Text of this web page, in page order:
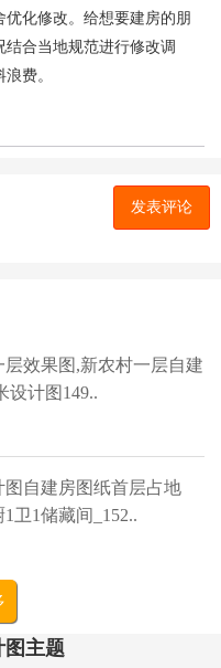
化修改。给想要建房的朋
合当地规范进行修改调
费。
发表评论
效果图,新农村一层自建
设计图149..
自建房图纸首层占地
卫1储藏间_152..
图主题